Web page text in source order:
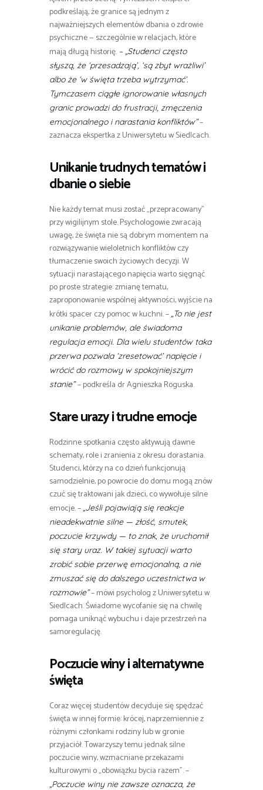
podkreślają, że granice są jednym z
najważniejszych elementów dbania o zdrowie
psychiczne — szczególnie w relacjach, które
mają długą historię. – „Studenci często
słyszą, że ‘przesadzają’, ‘są zbyt wrażliwi’
albo że ‘w święta trzeba wytrzymać’.
Tymczasem ciągłe ignorowanie własnych
granic prowadzi do frustracji, zmęczenia
emocjonalnego i narastania konfliktów”–
zaznacza ekspertka z Uniwersytetu w Siedlcach.
Unikanie trudnych tematów i
dbanie o siebie
Nie każdy temat musi zostać „przepracowany”
przy wigilijnym stole. Psychologowie zwracają
uwagę, że święta nie są dobrym momentem na
rozwiązywanie wieloletnich konfliktów czy
tłumaczenie swoich życiowych decyzji. W
sytuacji narastającego napięcia warto sięgnąć
po proste strategie: zmianę tematu,
zaproponowanie wspólnej aktywności, wyjście na
krótki spacer czy pomoc w kuchni. –„To nie jest
unikanie problemów, ale świadoma
regulacja emocji. Dla wielu studentów taka
przerwa pozwala ‘zresetować’ napięcie i
wrócić do rozmowy w spokojniejszym
stanie”– podkreśla dr Agnieszka Roguska.
Stare urazy i trudne emocje
Rodzinne spotkania często aktywują dawne
schematy, role i zranienia z okresu dorastania.
Studenci, którzy na co dzień funkcjonują
samodzielnie, po powrocie do domu mogą znów
czuć się traktowani jak dzieci, co wywołuje silne
emocje. –„Jeśli pojawiają się reakcje
nieadekwatnie silne — złość, smutek,
poczucie krzywdy — to znak, że uruchomił
się stary uraz. W takiej sytuacji warto
zrobić sobie przerwę emocjonalną, a nie
zmuszać się do dalszego uczestnictwa w
rozmowie”– mówi psycholog z Uniwersytetu w
Siedlcach. Świadome wycofanie się na chwilę
pomaga uniknąć wybuchu i daje przestrzeń na
samoregulację.
Poczucie winy i alternatywne
święta
Coraz więcej studentów decyduje się spędzać
święta w innej formie: krócej, naprzemiennie z
różnymi członkami rodziny lub w gronie
przyjaciół. Towarzyszy temu jednak silne
poczucie winy, wzmacniane przekazami
kulturowymi o „obowiązku bycia razem”. –
„Poczucie winy nie zawsze oznacza, że